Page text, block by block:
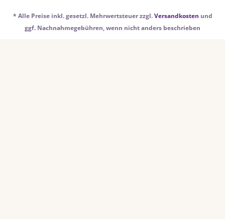
* Alle Preise inkl. gesetzl. Mehrwertsteuer zzgl.Versandkosten und
ggf. Nachnahmegebühren, wenn nicht anders beschrieben